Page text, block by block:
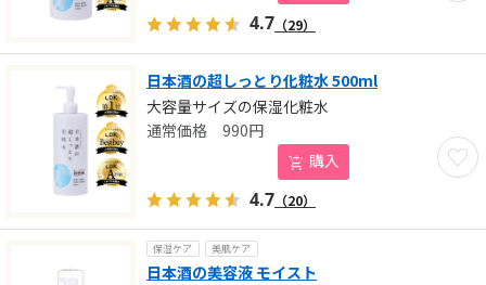
4.7 （29）
日本酒の超しっとり化粧水 500ml
大容量サイズの保湿化粧水
お気
990円
購入
4.7 （20）
保湿ケア 美肌ケア
日本酒の美容液 モイスト